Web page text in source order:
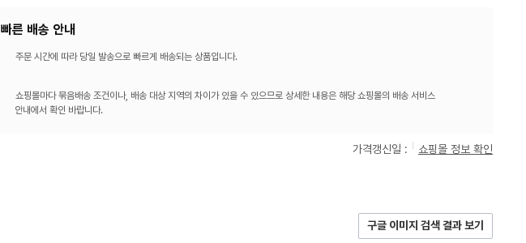
빠른 배송 안내
주문 시간에 따라 당일 발송으로 빠르게 배송되는 상품입니다.
쇼핑몰마다 묶음배송 조건이나, 배송 대상 지역의 차이가 있을 수 있으므로 상세한 내용은 해당 쇼핑몰의 배송 서비스
안내에서 확인 바랍니다.
가격갱신일 : 쇼핑몰 정보 확인
구글 이미지 검색 결과 보기